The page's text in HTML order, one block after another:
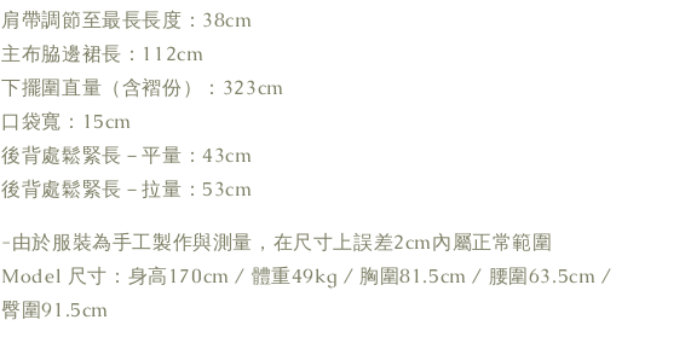
肩帶調節至最長長度：38cm
主布脇邊裙長：112cm
下擺圍直量（含褶份）：323cm
口袋寬：15cm
後背處鬆緊長－平量：43cm
後背處鬆緊長－拉量：53cm
-由於服裝為手工製作與測量，在尺寸上誤差2cm內屬正常範圍
Model 尺寸：身高170cm / 體重49kg / 胸圍81.5cm / 腰圍63.5cm /
臀圍91.5cm